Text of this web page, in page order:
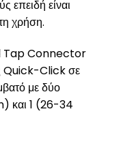
επειδή είναι
χρήση.
Tap Connector
Quick-Click σε
με δύο
και 1 (26-34